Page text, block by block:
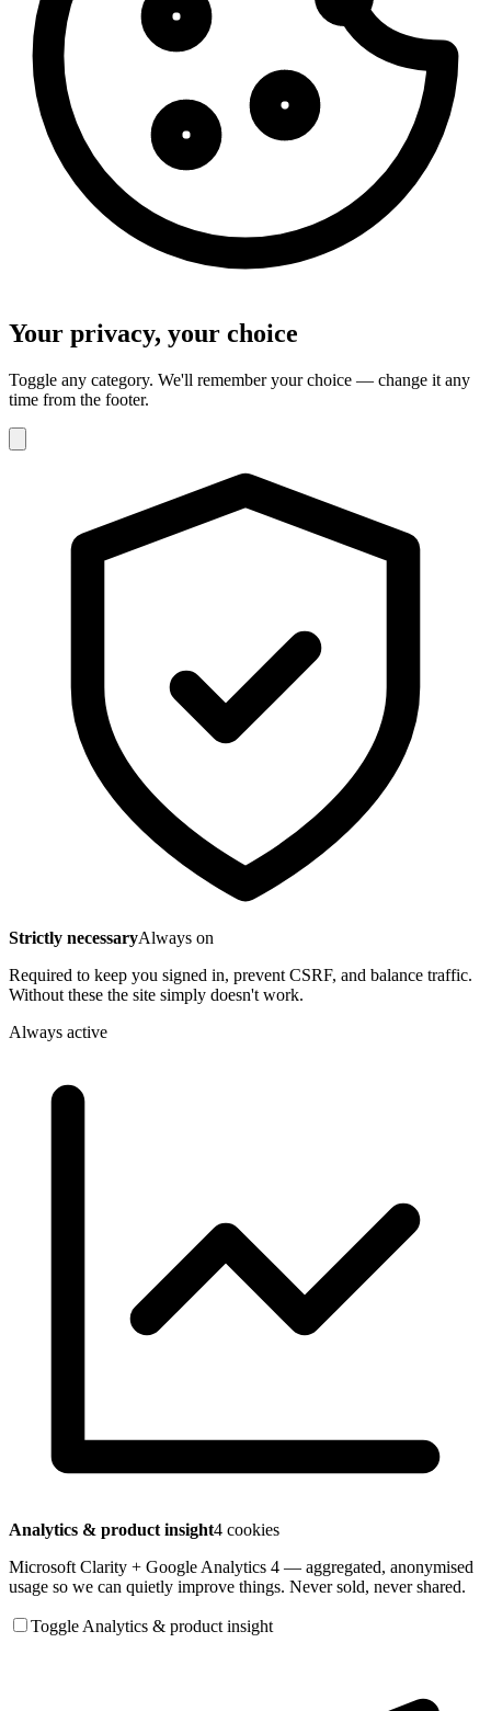
Your privacy, your choice
Toggle any category. We'll remember your choice — change it any
time from the footer.
Strictly necessaryAlways on
Required to keep you signed in, prevent CSRF, and balance traffic.
Without these the site simply doesn't work.
Always active
Analytics & product insight4 cookies
Microsoft Clarity + Google Analytics 4 — aggregated, anonymised
usage so we can quietly improve things. Never sold, never shared.
Toggle Analytics & product insight